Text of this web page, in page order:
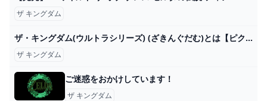
ザ キングダム
ザ・キングダム(ウルトラシリーズ) (ざきんぐだむ)とは【ピクシブ百科事典】
ザ キングダム
ご迷惑をおかけしています！
ザ キングダム